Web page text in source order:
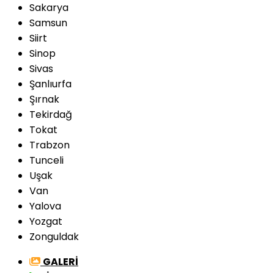
Sakarya
Samsun
Siirt
Sinop
Sivas
Şanlıurfa
Şırnak
Tekirdağ
Tokat
Trabzon
Tunceli
Uşak
Van
Yalova
Yozgat
Zonguldak
GALERİ